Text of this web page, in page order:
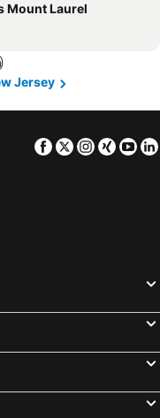
Mount Laurel
Jersey
Facebook
TwitterXing